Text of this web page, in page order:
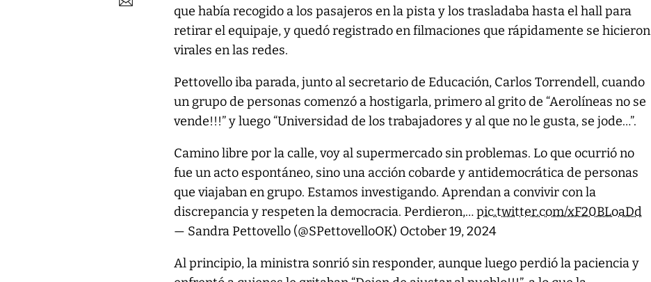
que había recogido a los pasajeros en la pista y los trasladaba hasta el hall para
retirar el equipaje, y quedó registrado en filmaciones que rápidamente se hicieron
virales en las redes.
Pettovello iba parada, junto al secretario de Educación, Carlos Torrendell, cuando
un grupo de personas comenzó a hostigarla, primero al grito de “Aerolíneas no se
vende!!!” y luego “Universidad de los trabajadores y al que no le gusta, se jode…”.
Camino libre por la calle, voy al supermercado sin problemas. Lo que ocurrió no
fue un acto espontáneo, sino una acción cobarde y antidemocrática de personas
que viajaban en grupo. Estamos investigando. Aprendan a convivir con la
discrepancia y respeten la democracia. Perdieron,…pic.twitter.com/xF20BLoaDd
— Sandra Pettovello (@SPettovelloOK) October 19, 2024
Al principio, la ministra sonrió sin responder, aunque luego perdió la paciencia y